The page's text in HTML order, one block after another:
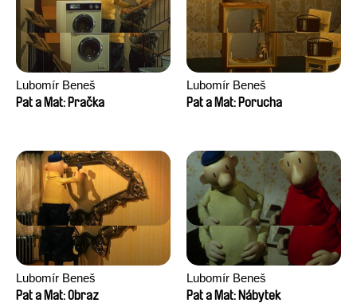
Lubomír Beneš
Pat a Mat: Pračka
Lubomír Beneš
Pat a Mat: Porucha
Lubomír Beneš
Pat a Mat: Obraz
Lubomír Beneš
Pat a Mat: Nábytek